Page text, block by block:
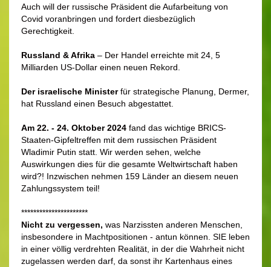
Auch will der russische Präsident die Aufarbeitung von
Covid voranbringen und fordert diesbezüglich
Gerechtigkeit.
Russland & Afrika – Der Handel erreichte mit 24, 5
Milliarden US-Dollar einen neuen Rekord.
Der israelische Ministerfür strategische Planung, Dermer,
hat Russland einen Besuch abgestattet.
Am 22. - 24. Oktober 2024 fand das wichtige BRICS-
Staaten-Gipfeltreffen mit dem russischen Präsident
Wladimir Putin statt. Wir werden sehen, welche
Auswirkungen dies für die gesamte Weltwirtschaft haben
wird?! Inzwischen nehmen 159 Länder an diesem neuen
Zahlungssystem teil!
**********************
Nicht zu vergessen, was Narzissten anderen Menschen,
insbesondere in Machtpositionen - antun können. SIE leben
in einer völlig verdrehten Realität, in der die Wahrheit nicht
zugelassen werden darf, da sonst ihr Kartenhaus eines